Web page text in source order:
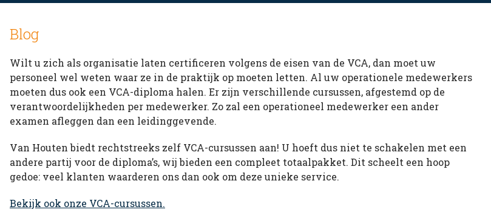
Blog
Wilt u zich als organisatie laten certificeren volgens de eisen van de VCA, dan moet uw
personeel wel weten waar ze in de praktijk op moeten letten. Al uw operationele medewerkers
moeten dus ook een VCA-diploma halen. Er zijn verschillende cursussen, afgestemd op de
verantwoordelijkheden per medewerker. Zo zal een operationeel medewerker een ander
examen afleggen dan een leidinggevende.
Van Houten biedt rechtstreeks zelf VCA-cursussen aan! U hoeft dus niet te schakelen met een
andere partij voor de diploma’s, wij bieden een compleet totaalpakket. Dit scheelt een hoop
gedoe: veel klanten waarderen ons dan ook om deze unieke service.
Bekijk ook onze VCA-cursussen.